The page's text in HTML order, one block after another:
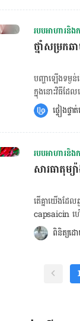
ទាប​ ​រាងកាយ​យ
ជម្រើស​នៃ​អាហ
ស្រុង​ឡើយ​។ អ្ន
និង​សារធាតុ
[…]
ចំណី​ខ្វះ​ជាតិ​ស
- ទឹកនោម​ផ្អ
បញ្ហា​ព្រូន អៀន តេនញ៉ា - បញ្ហា​ជំ
ជាមួយ​គ្រូពេទ្
ចិញ្ចឹម ទើប​គ្មាន​អ្វី​យក​ទៅ​ផ្គត់ផ្គង់​រ
ដោយ​យក​គីឡូ​ចែ
ដែល​ល្អ គឺ​ចាប់
របបអាហារនិង
ថ្នាំសម្រក
បញ្ហា​ឡើង​ទម្ង
ក្នុង​នោះ​វិធី​ដ
យឺត ដូចនេះ​កា
ផ្ទៀងផ្ទ
របបអាហារនិង
សារធាតុម្
តើ​គ្នា​យើង​ដែ
capsaicin ហើ
និង​ហានិភ័យ​នៃ​
ទម្ងន់​របស់​យើង​
ជួយ​ឲ្យ​ស្រក​ទ
ស៊ីសែន និង​សីតុ
ពិនិត្យដ